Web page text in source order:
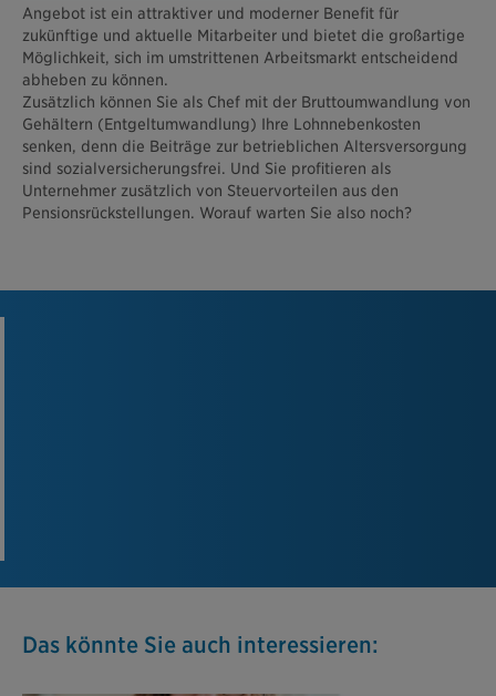
Angebot ist ein attraktiver und moderner Benefit für
zukünftige und aktuelle Mitarbeiter und bietet die großartige
Möglichkeit, sich im umstrittenen Arbeitsmarkt entscheidend
abheben zu können.
Zusätzlich können Sie als Chef mit der Bruttoumwandlung von
Gehältern (Entgeltumwandlung) Ihre Lohnnebenkosten
senken, denn die Beiträge zur betrieblichen Altersversorgung
sind sozialversicherungsfrei. Und Sie profitieren als
Unternehmer zusätzlich von Steuervorteilen aus den
Pensionsrückstellungen. Worauf warten Sie also noch?
Das könnte Sie auch interessieren: